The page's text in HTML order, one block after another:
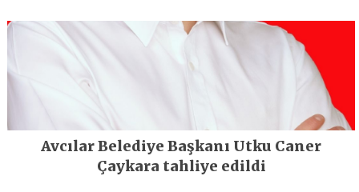
Avcılar Belediye Başkanı Utku Caner
Çaykara tahliye edildi